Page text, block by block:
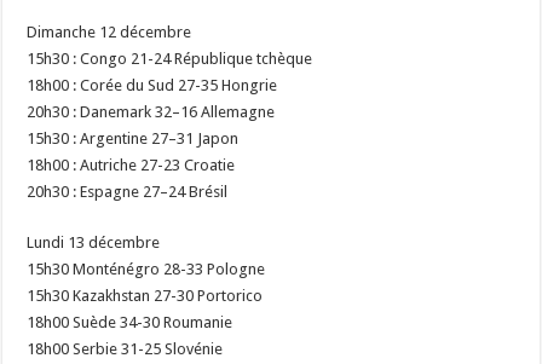
Dimanche 12 décembre
15h30 : Congo 21-24 République tchèque
18h00 : Corée du Sud 27-35 Hongrie
20h30 : Danemark 32–16 Allemagne
15h30 : Argentine 27–31 Japon
18h00 : Autriche 27-23 Croatie
20h30 : Espagne 27–24 Brésil
Lundi 13 décembre
15h30 Monténégro 28-33 Pologne
15h30 Kazakhstan 27-30 Portorico
18h00 Suède 34-30 Roumanie
18h00 Serbie 31-25 Slovénie